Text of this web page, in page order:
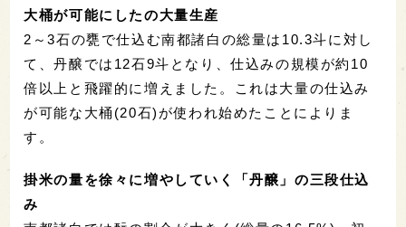
大桶が可能にしたの大量生産
2～3石の甕で仕込む南都諸白の総量は10.3斗に対し
て、丹醸では12石9斗となり、仕込みの規模が約10
倍以上と飛躍的に増えました。これは大量の仕込み
が可能な大桶(20石)が使われ始めたことによりま
す。
掛米の量を徐々に増やしていく「丹醸」の三段仕込
み